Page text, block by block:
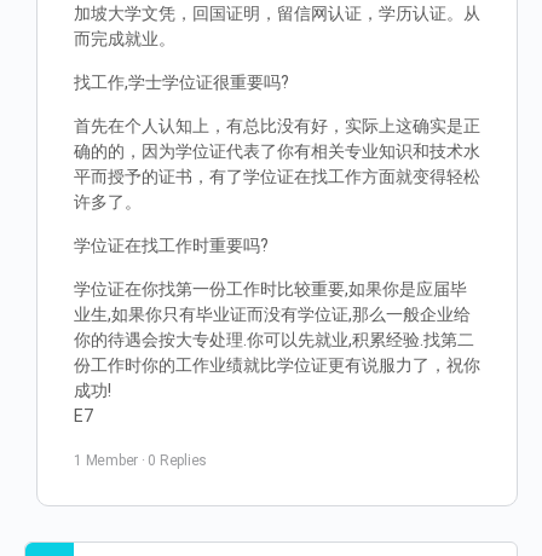
加坡大学文凭，回国证明，留信网认证，学历认证。从
而完成就业。
找工作,学士学位证很重要吗?
首先在个人认知上，有总比没有好，实际上这确实是正
确的的，因为学位证代表了你有相关专业知识和技术水
平而授予的证书，有了学位证在找工作方面就变得轻松
许多了。
学位证在找工作时重要吗?
学位证在你找第一份工作时比较重要,如果你是应届毕
业生,如果你只有毕业证而没有学位证,那么一般企业给
你的待遇会按大专处理.你可以先就业,积累经验.找第二
份工作时你的工作业绩就比学位证更有说服力了，祝你
成功!
E7
1 Member · 0 Replies